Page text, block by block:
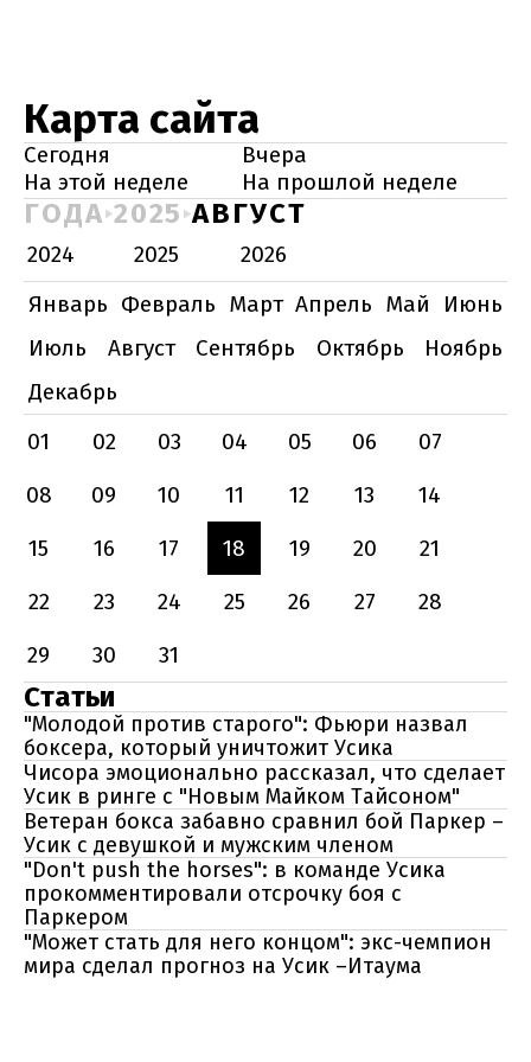
Карта сайта
Сегодня
Вчера
На этой неделе
На прошлой неделе
ГОДА 2025 АВГУСТ
2024 2025
2026
Январь Февраль Март Апрель Май
Июнь
Июль
Август Сентябрь Октябрь
Ноябрь
Декабрь
01
02 03 04 05 06
07
08
09 10 11 12 13
14
15
16 17 18 19 20
21
22
23 24 25 26 27
28
29
30 31
Статьи
"Молодой против старого": Фьюри назвал
боксера, который уничтожит Усика
Чисора эмоционально рассказал, что сделает
Усик в ринге с "Новым Майком Тайсоном"
Ветеран бокса забавно сравнил бой Паркер –
Усик с девушкой и мужским членом
"Don't push the horses": в команде Усика
прокомментировали отсрочку боя с
Паркером
"Может стать для него концом": экс-чемпион
мира сделал прогноз на Усик –Итаума